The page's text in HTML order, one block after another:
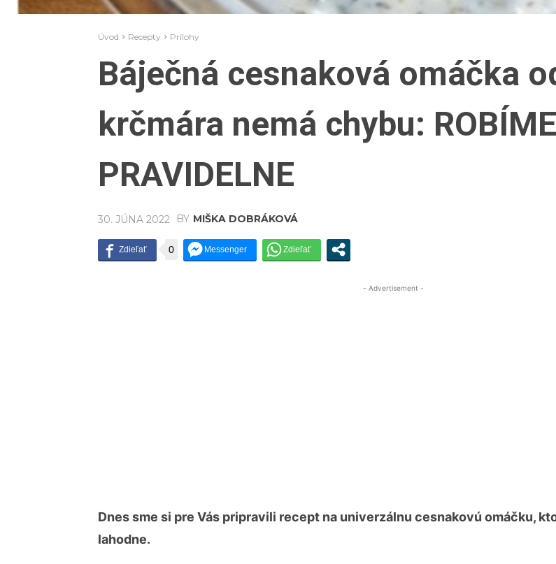
Úvod Recepty Prílohy
Báječná cesnaková omáčka
krčmára nemá chybu:
PRAVIDELNE
30. JÚNA 2022 BY MIŠKA DOBRÁKOVÁ
0
- Advertisement -
Dnes sme si pre Vás pripravili recept na univerzálnu cesnakovú omáčku,
lahodne.